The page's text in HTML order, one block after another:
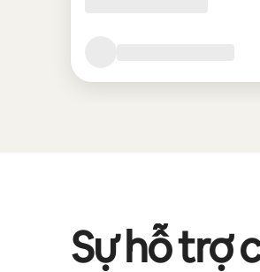
Sự hỗ trợ